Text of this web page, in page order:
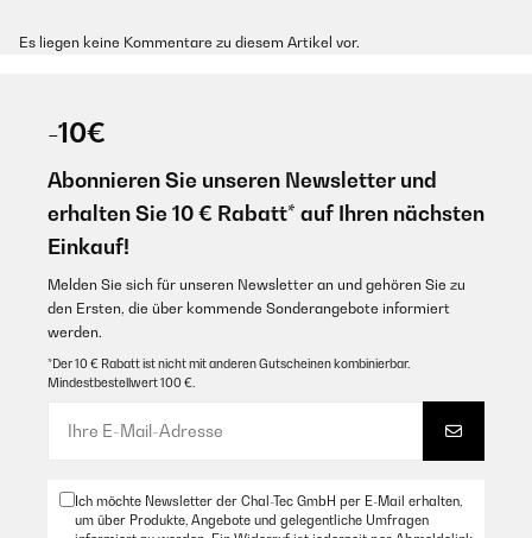
Es liegen keine Kommentare zu diesem Artikel vor.
-10€
Abonnieren Sie unseren Newsletter und
erhalten Sie 10 € Rabatt* auf Ihren nächsten
Einkauf!
Melden Sie sich für unseren Newsletter an und gehören Sie zu
den Ersten, die über kommende Sonderangebote informiert
werden.
*Der 10 € Rabatt ist nicht mit anderen Gutscheinen kombinierbar.
Mindestbestellwert 100 €.
Ich möchte Newsletter der Chal-Tec GmbH per E-Mail erhalten,
um über Produkte, Angebote und gelegentliche Umfragen